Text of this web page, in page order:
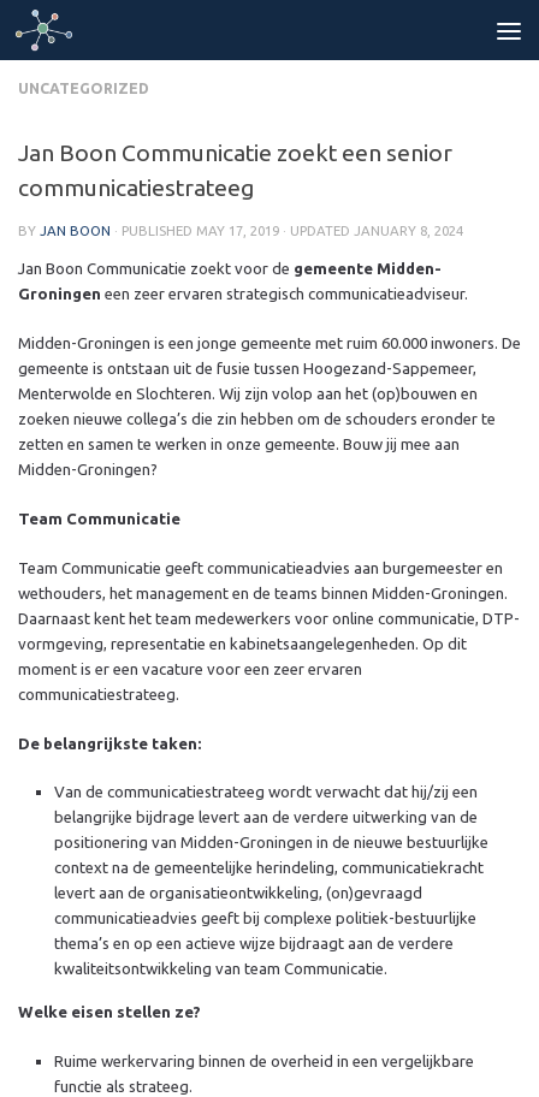
Skip to content
UNCATEGORIZED
Jan Boon Communicatie zoekt een senior
communicatiestrateeg
BY JAN BOON · PUBLISHED MAY 17, 2019 · UPDATED JANUARY 8, 2024
Jan Boon Communicatie zoekt voor de gemeente Midden-
Groningen een zeer ervaren strategisch communicatieadviseur.
Midden-Groningen is een jonge gemeente met ruim 60.000 inwoners. De
gemeente is ontstaan uit de fusie tussen Hoogezand-Sappemeer,
Menterwolde en Slochteren. Wij zijn volop aan het (op)bouwen en
zoeken nieuwe collega’s die zin hebben om de schouders eronder te
zetten en samen te werken in onze gemeente. Bouw jij mee aan
Midden-Groningen?
Team Communicatie
Team Communicatie geeft communicatieadvies aan burgemeester en
wethouders, het management en de teams binnen Midden-Groningen.
Daarnaast kent het team medewerkers voor online communicatie, DTP-
vormgeving, representatie en kabinetsaangelegenheden. Op dit
moment is er een vacature voor een zeer ervaren
communicatiestrateeg.
De belangrijkste taken:
Van de communicatiestrateeg wordt verwacht dat hij/zij een
belangrijke bijdrage levert aan de verdere uitwerking van de
positionering van Midden-Groningen in de nieuwe bestuurlijke
context na de gemeentelijke herindeling, communicatiekracht
levert aan de organisatieontwikkeling, (on)gevraagd
communicatieadvies geeft bij complexe politiek-bestuurlijke
thema’s en op een actieve wijze bijdraagt aan de verdere
kwaliteitsontwikkeling van team Communicatie.
Welke eisen stellen ze?
Ruime werkervaring binnen de overheid in een vergelijkbare
functie als strateeg.